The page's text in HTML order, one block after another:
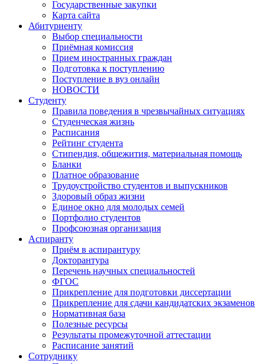
Государственные закупки
Карта сайта
Абитуриенту
Выбор специальности
Приёмная комиссия
Прием иностранных граждан
Подготовка к поступлению
Поступление в вуз онлайн
НОВОСТИ
Студенту
Правила поведения в чрезвычайных ситуациях
Студенческая жизнь
Расписания
Рейтинг студента
Стипендия, общежития, материальная помощь
Бланки
Платное образование
Трудоустройство студентов и выпускников
Здоровый образ жизни
Единое окно для молодых семей
Портфолио студентов
Профсоюзная организация
Аспиранту
Приём в аспирантуру
Докторантура
Перечень научных специальностей
ФГОС
Прикрепление для подготовки диссертации
Прикрепление для сдачи кандидатских экзаменов
Нормативная база
Полезные ресурсы
Результаты промежуточной аттестации
Расписание занятий
Сотруднику